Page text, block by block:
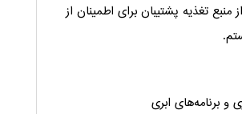
منبع تغذیه پشتیبان برای اطمینان از
و برنامه‌های ابری